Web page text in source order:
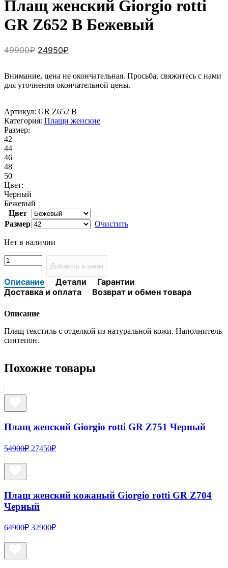
Плащ женский Giorgio rotti
GR Z652 В Бежевый
49900₽ Первоначальная
49900₽.
24950₽Текущая
Внимание, цена не окончательная. Просьба, свяжитесь с нами
для уточнения окончательной цены.
Артикул: GR Z652 В
Категория: Плащи женские
Размер:
42
44
46
48
50
Цвет:
Черный
Бежевый
Цвет
Размер
Очистить
Нет в наличии
Количество
товара
Плащ
женский
Giorgio
GR
В
Бежевый
Добавить в заказ
Описание Детали
Гарантии
Доставка и оплата
Возврат и обмен товара
Описание
Плащ текстиль с отделкой из натуральной кожи. Наполнитель
синтепон.
Похожие товары
Плащ женский Giorgio rotti GR Z751 Черный
54900₽ Первоначальная
27450₽Текущая
Плащ женский кожаный Giorgio rotti GR Z704
Черный
64900₽ Первоначальная
32900₽Текущая